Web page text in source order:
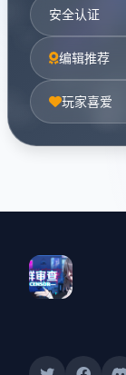
安全认证
编辑推荐
玩家喜爱